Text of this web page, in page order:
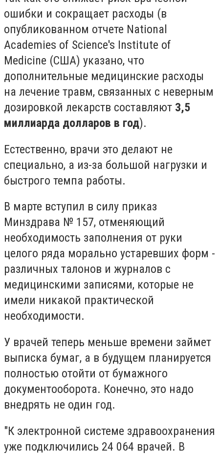
ошибки и сокращает расходы (в
опубликованном отчете National
Academies of Science's Institute of
Medicine (США) указано, что
дополнительные медицинские расходы
на лечение травм, связанных с неверным
дозировкой лекарств составляют 3,5
миллиарда долларов в год).
Естественно, врачи это делают не
специально, а из-за большой нагрузки и
быстрого темпа работы.
В марте вступил в силу приказ
Минздрава № 157, отменяющий
необходимость заполнения от руки
целого ряда морально устаревших форм -
различных талонов и журналов с
медицинскими записями, которые не
имели никакой практической
необходимости.
У врачей теперь меньше времени займет
выписка бумаг, а в будущем планируется
полностью отойти от бумажного
документооборота. Конечно, это надо
внедрять не один год.
"К электронной системе здравоохранения
уже подключились 24 064 врачей. В